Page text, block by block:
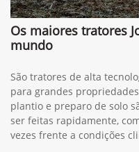
Os maiores tratores
mundo
São tratores de alta
para grandes
plantio e preparo de solo
ser feitas rapidamente,
vezes frente a condições